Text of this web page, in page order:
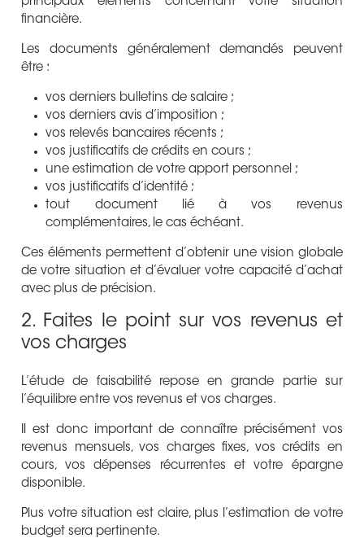
financière.
Les documents généralement demandés peuvent
être :
vos derniers bulletins de salaire ;
vos derniers avis d’imposition ;
vos relevés bancaires récents ;
vos justificatifs de crédits en cours ;
une estimation de votre apport personnel ;
vos justificatifs d’identité ;
tout document lié à vos revenus
complémentaires, le cas échéant.
Ces éléments permettent d’obtenir une vision globale
de votre situation et d’évaluer votre capacité d’achat
avec plus de précision.
2. Faites le point sur vos revenus et
vos charges
L’étude de faisabilité repose en grande partie sur
l’équilibre entre vos revenus et vos charges.
Il est donc important de connaître précisément vos
revenus mensuels, vos charges fixes, vos crédits en
cours, vos dépenses récurrentes et votre épargne
disponible.
Plus votre situation est claire, plus l’estimation de votre
budget sera pertinente.